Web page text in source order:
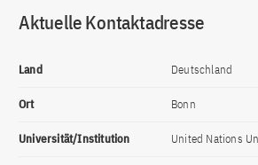
Aktuelle Kontaktadresse
Land Deutschland
Ort Bonn
Universität/Institution United Nations